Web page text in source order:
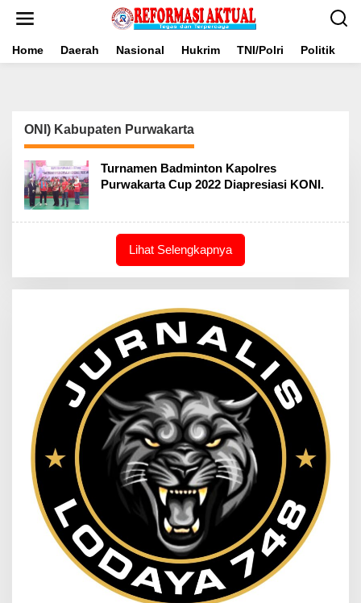
Home Daerah Nasional Hukrim TNI/Polri Politik
ONI) Kabupaten Purwakarta
Turnamen Badminton Kapolres
Purwakarta Cup 2022 Diapresiasi KONI.
Lihat Selengkapnya